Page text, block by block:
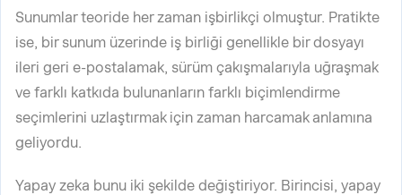
Sunumlar teoride her zaman işbirlikçi olmuştur. Pratikte
ise, bir sunum üzerinde iş birliği genellikle bir dosyayı
ileri geri e-postalamak, sürüm çakışmalarıyla uğraşmak
ve farklı katkıda bulunanların farklı biçimlendirme
seçimlerini uzlaştırmak için zaman harcamak anlamına
geliyordu.
Yapay zeka bunu iki şekilde değiştiriyor. Birincisi, yapay